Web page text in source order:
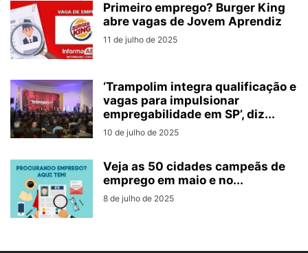
Primeiro emprego? Burger King
abre vagas de Jovem Aprendiz
11 de julho de 2025
‘Trampolim integra qualificação e
vagas para impulsionar
empregabilidade em SP’, diz...
10 de julho de 2025
Veja as 50 cidades campeãs de
emprego em maio e no...
8 de julho de 2025